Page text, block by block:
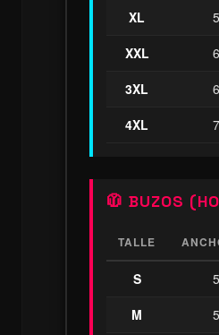
XL
XXL
3XL
4XL
🧥 BUZOS
TALLE
S
M